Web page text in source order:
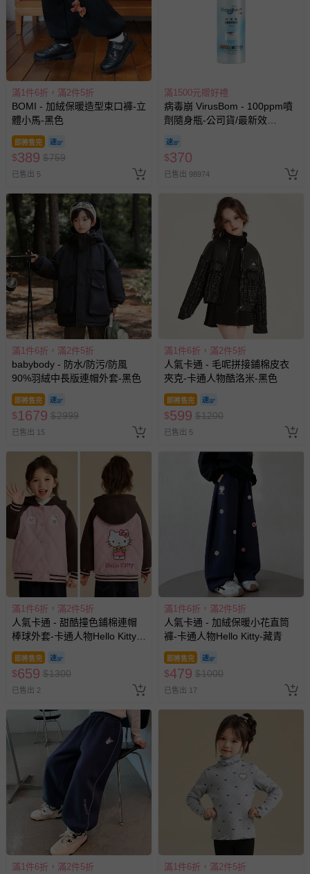
滿1件6折，滿2件5折
BOMI - 加絨保暖造型束口褲-立
體小馬-黑色
即將售完
$389 $759
已售出 5
滿1500元贈好禮
病毒崩 VirusBom - 100ppm噴
劑隨身瓶-公司貨/最新效
$370
已售出 98974
滿1件6折，滿2件5折
babybody - 防水/防污/防風
90%羽絨中長版連帽外套-黑色
即將售完
$1679 $2999
已售出 15
滿1件6折，滿2件5折
人氣卡通 - 毛呢拼接鋪棉皮衣
夾克-卡通人物酷洛米-黑色
即將售完
$599 $1200
已售出 5
滿1件6折，滿2件5折
人氣卡通 - 甜酷撞色鋪棉連帽
棒球外套-卡通人物Hello Kitty-
粉色
即將售完
$659 $1300
已售出 2
滿1件6折，滿2件5折
人氣卡通 - 加絨保暖小花直筒
褲-卡通人物Hello Kitty-藏青
即將售完
$479 $1000
已售出 17
滿1件6折，滿2件5折 滿1件6折，滿2件5折